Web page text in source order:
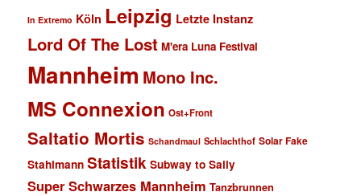
In Extremo Köln Leipzig Letzte Instanz
Lord Of The Lost M'era Luna Festival
Mannheim Mono Inc.
MS Connexion Ost+Front
Saltatio Mortis Schandmaul Schlachthof Solar Fake
Stahlmann Statistik Subway to Sally
Super Schwarzes Mannheim Tanzbrunnen